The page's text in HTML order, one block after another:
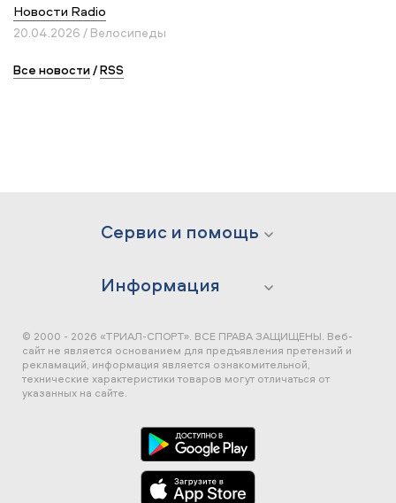
Новости Radio
20.04.2026 / Велосипеды
Все новости/RSS
Сервис и помощь
Информация
© 2000 - 2026 «ТРИАЛ-СПОРТ». ВСЕ ПРАВА ЗАЩИЩЕНЫ. Веб-
сайт не является основанием для предъявления претензий и
рекламаций, информация является ознакомительной,
технические характеристики товаров могут отличаться от
указанных на сайте.